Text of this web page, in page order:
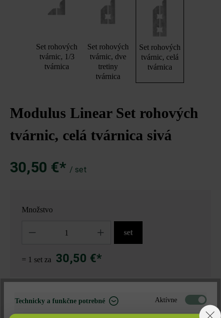
Set rohových
tvárnic, 1/3
tvárnica
Set rohových
tvárnic, dve
tretiny
tvárnica
Set rohových
tvárnic, celá
tvárnica
Modulus Linear Set rohových
tvárnic, celá tvárnica sivá
30,50 €* / set
Množstvo
set
= 1 set za 30,50 €*
Nájdite predajcu vo vašom okolí
Technicky a funkčne potrebné Aktívne